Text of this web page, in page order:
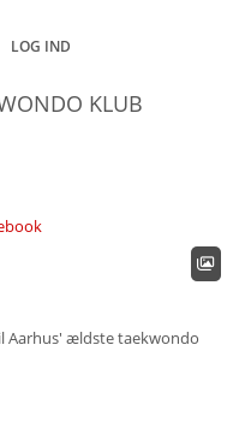
LOG IND
KLUB
Aarhus' ældste taekwondo